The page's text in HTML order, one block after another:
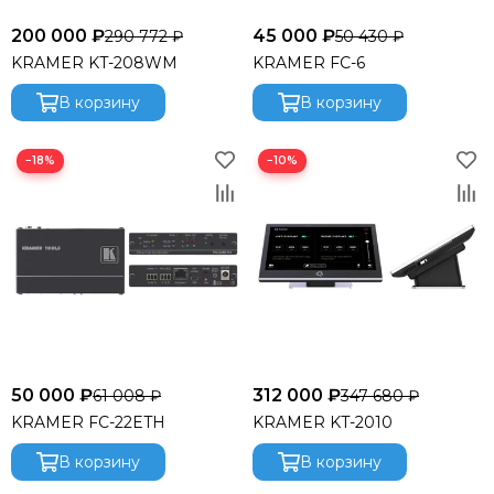
Gator
Global Effects
HK Audio
I LIGHTING
Invotone
JBL
K&M
KAWAI
KRAMER
Le Mark
Lexicon
LightСraft
Lightlink
200 000 ₽290 772 ₽
KRAMER KT-208WM
В корзину
45 000 ₽50 430 ₽
KRAMER FC-6
В корзину
−18%
50 000 ₽61 008 ₽
KRAMER FC-22ETH
В корзину
−10%
312 000 ₽347 680 ₽
KRAMER KT-2010
В корзину